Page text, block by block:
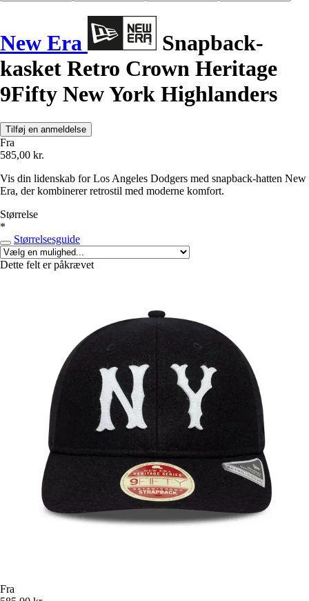
New Era
Snapback-
kasket Retro Crown Heritage
9Fifty New York Highlanders
Tilføj en anmeldelse
Fra
585,00 kr.
Vis din lidenskab for Los Angeles Dodgers med snapback-hatten New
Era, der kombinerer retrostil med moderne komfort.
Størrelse
*
Størrelsesguide
Dette felt er påkrævet
Fra